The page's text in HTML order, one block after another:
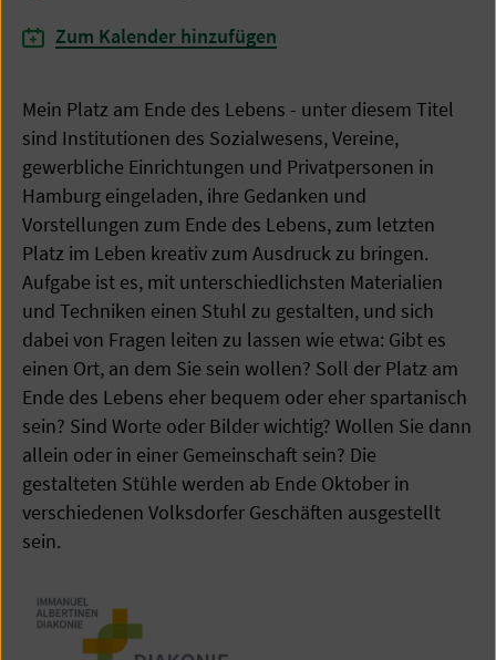
Zum Kalender hinzufügen
Mein Platz am Ende des Lebens - unter diesem Titel
sind Institutionen des Sozialwesens, Vereine,
gewerbliche Einrichtungen und Privatpersonen in
Hamburg eingeladen, ihre Gedanken und
Vorstellungen zum Ende des Lebens, zum letzten
Platz im Leben kreativ zum Ausdruck zu bringen.
Aufgabe ist es, mit unterschiedlichsten Materialien
und Techniken einen Stuhl zu gestalten, und sich
dabei von Fragen leiten zu lassen wie etwa: Gibt es
einen Ort, an dem Sie sein wollen? Soll der Platz am
Ende des Lebens eher bequem oder eher spartanisch
sein? Sind Worte oder Bilder wichtig? Wollen Sie dann
allein oder in einer Gemeinschaft sein? Die
gestalteten Stühle werden ab Ende Oktober in
verschiedenen Volksdorfer Geschäften ausgestellt
sein.